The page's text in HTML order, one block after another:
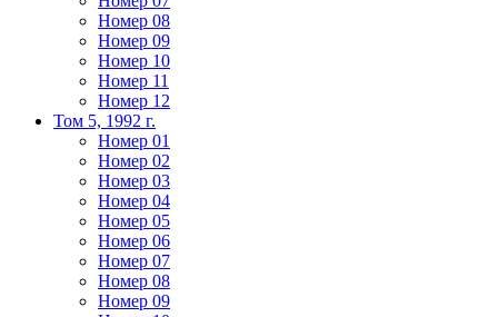
Номер 08
Номер 09
Номер 10
Номер 11
Номер 12
Том 5, 1992 г.
Номер 01
Номер 02
Номер 03
Номер 04
Номер 05
Номер 06
Номер 07
Номер 08
Номер 09